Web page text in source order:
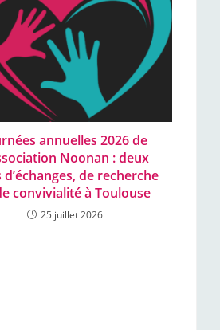
annuelles 2026 de
Noonan : deux
de recherche
convivialité à Toulouse
25 juillet 2026